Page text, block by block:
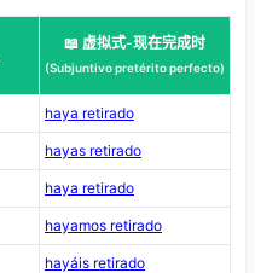
📖 虚拟式-现在完成时
(Subjuntivo pretérito perfecto)
haya retirado
hayas retirado
haya retirado
hayamos retirado
hayáis retirado